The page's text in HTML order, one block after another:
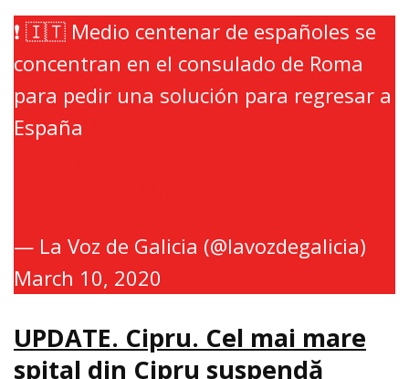
❗ 🇮🇹 Medio centenar de españoles se
concentran en el consulado de Roma
para pedir una solución para regresar a
España
— La Voz de Galicia (@lavozdegalicia)
March 10, 2020
UPDATE. Cipru. Cel mai mare
spital din Cipru suspendă